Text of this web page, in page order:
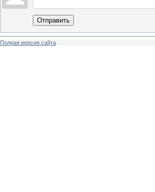
Отправить
Полная версия сайта